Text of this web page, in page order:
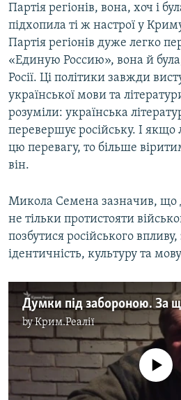
Партія регіонів, вона, хоч і
підхопила ті ж настрої у
Партія регіонів дуже легко
«Единую Россию», вона й
Росії. Ці політики завжди
української мови та
розуміли: українська
перевершує російську. І
цю перевагу, то більше
він.
Микола Семена зазначив, що
не тільки протистояти
позбутися російського
ідентичність, культуру та
byКрим.Реалії
No media source